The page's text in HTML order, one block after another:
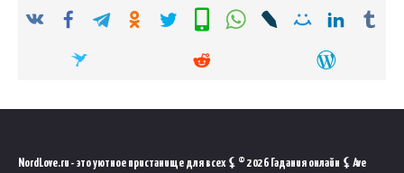
NordLove.ru - это уютное пристанище для всех ⚸ © 2026 Гадания онлайн ⚸ Ave